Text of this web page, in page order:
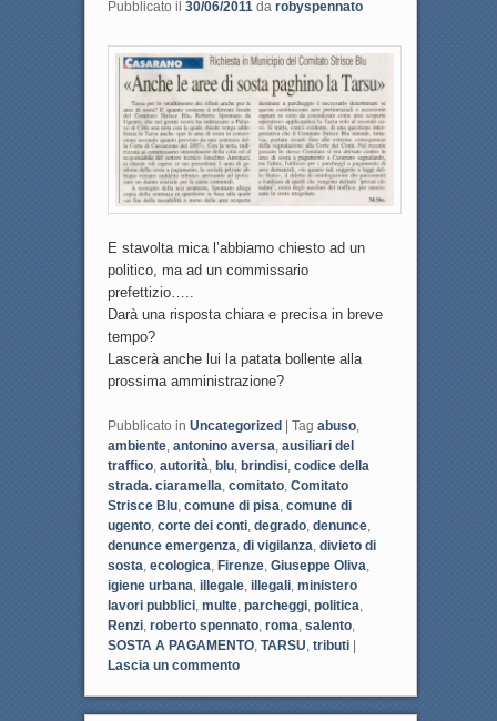
Pubblicato il 30/06/2011 da robyspennato
E stavolta mica l’abbiamo chiesto ad un
politico, ma ad un commissario
prefettizio…..
Darà una risposta chiara e precisa in breve
tempo?
Lascerà anche lui la patata bollente alla
prossima amministrazione?
Pubblicato in Uncategorized Tag abuso,
ambiente, antonino aversa, ausiliari del
traffico, autorità, blu, brindisi, codice della
strada. ciaramella, comitato, Comitato
Strisce Blu, comune di pisa, comune di
ugento, corte dei conti, degrado, denunce,
denunce emergenza, di vigilanza, divieto di
sosta, ecologica, Firenze, Giuseppe Oliva,
igiene urbana, illegale, illegali, ministero
lavori pubblici, multe, parcheggi, politica,
Renzi, roberto spennato, roma, salento,
SOSTA A PAGAMENTO, TARSU, tributi
Lascia un commento